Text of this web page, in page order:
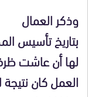
وذكر العمال
بتاريخ تأسيس المطحنة
لها أن عاشت
العمل كان